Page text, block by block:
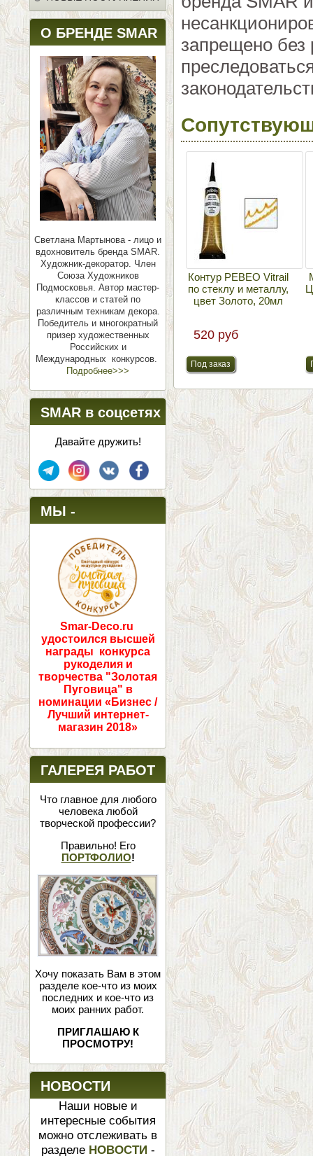
О БРЕНДЕ SMAR
Светлана Мартынова - лицо и
вдохновитель бренда SMAR.
Художник-декоратор. Член
Союза Художников
Подмосковья. Автор мастер-
классов и статей по
различным техникам декора.
Победитель и многократный
призер художественных
Российских и
Международных конкурсов.
Подробнее>>>
SMAR в соцсетях
Давайте дружить!
МЫ -
ПОБЕДИТЕЛИ!
Smar-Deco.ru
удостоился высшей
награды конкурса
рукоделия и
творчества "Золотая
Пуговица" в
номинации «Бизнес /
Лучший интернет-
магазин 2018»
ГАЛЕРЕЯ РАБОТ
Что главное для любого
человека любой
творческой профессии?
Правильно! Его
ПОРТФОЛИО!
Хочу показать Вам в этом
разделе кое-что из моих
последних и кое-что из
моих ранних работ.
ПРИГЛАШАЮ К
ПРОСМОТРУ!
НОВОСТИ
Наши новые и
интересные события
можно отслеживать в
разделе НОВОСТИ -
запрещено без
Контур PEBEO Vitrail
по стеклу и металлу,
цвет Золото, 20мл
520 руб